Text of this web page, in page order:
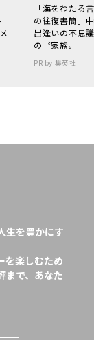
「海をわた
の往復書簡」
出逢いの不思
の〝家族〟
PR by 集英社
生を豊かにす
を楽しむため
まで、あなた